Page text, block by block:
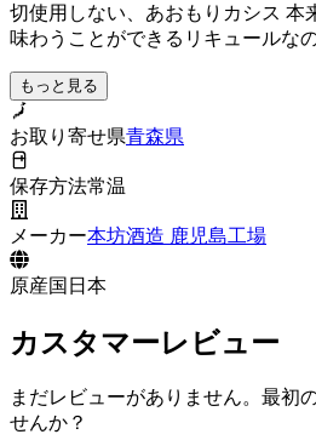
切使用しない、あおもりカシス 本
味わうことができるリキュールなの
もっと見る
お取り寄せ県青森県
保存方法常温
メーカー本坊酒造 鹿児島工場
原産国 日本
カスタマーレビュー
まだレビューがありません。最初
せんか？